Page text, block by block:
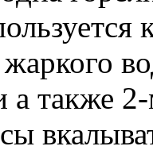
а также